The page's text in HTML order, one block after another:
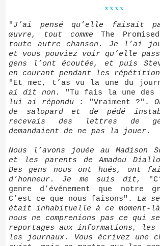
****
"J’ai pensé qu’elle faisait partie de mon
œuvre, tout comme The
toute autre chanson. Je l’ai
et vous pouviez voir qu’elle
gens l’ont écoutée, et puis
en courant pendant les
"Et mec, t’as vu la une du
ai dit non.
"Tu fais la une des
lui ai répondu
: "Vraiment ?".
de salopard et de pédé
recevais des lettres de
demandaient de ne pas la jouer.
Nous l’avons jouée au Madison
et les parents de Amadou
Des gens nous ont hués, ont
d’honneur. Je me suis dit,
genre d’événement que notre
C’est ce que nous faisons". La
était inhabituelle à ce moment-
nous ne comprenions pas ce qui
reportages aux informations,
les journaux. Vous écrivez une